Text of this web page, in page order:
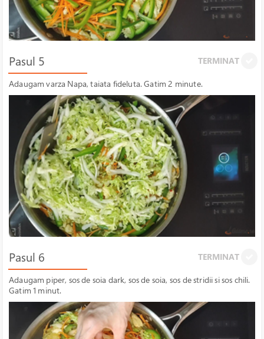
Pasul 5 TERMINAT
Adaugam varza Napa, taiata fideluta. Gatim 2 minute.
Pasul 6 TERMINAT
Adaugam piper, sos de soia dark, sos de soia, sos de stridii si sos chili.
Gatim 1 minut.